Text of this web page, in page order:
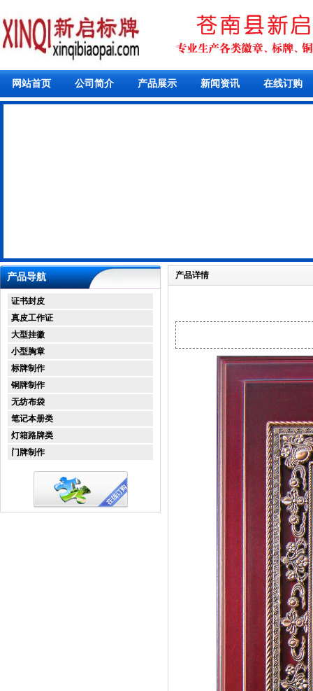
网站首页 公司简介 产品展示 新闻资讯 在线订购
产品导航
证书封皮
真皮工作证
大型挂徽
小型胸章
标牌制作
铜牌制作
无纺布袋
笔记本册类
灯箱路牌类
门牌制作
产品详情